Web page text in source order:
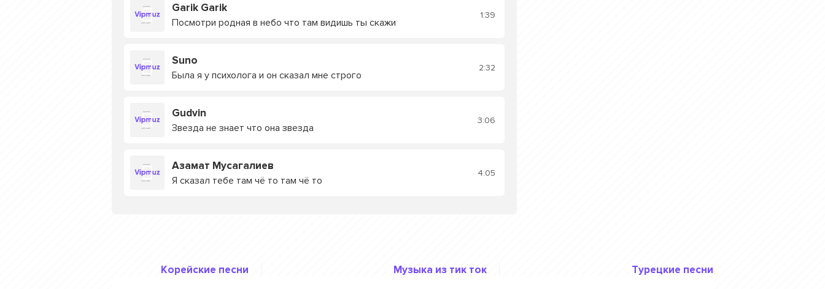
Garik Garik
Посмотри родная в небо что там видишь ты скажи
1:39
Suno
Была я у психолога и он сказал мне строго
2:32
Gudvin
Звезда не знает что она звезда
3:06
Азамат Мусагалиев
Я сказал тебе там чё то там чё то
4:05
Корейские песни Музыка из тик ток Турецкие песни